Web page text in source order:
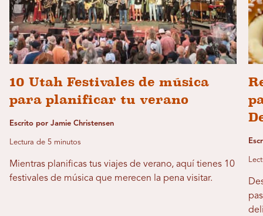
10 Utah Festivales de música
para planificar tu verano
Escrito por Jamie Christensen
Lectura de 5 minutos
Mientras planificas tus viajes de verano, aquí tienes 10
festivales de música que merecen la pena visitar.